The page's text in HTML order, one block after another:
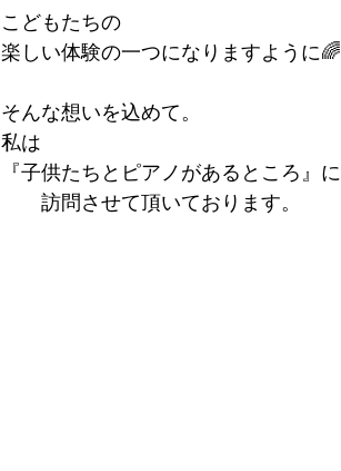
こどもたちの
楽しい体験の一つになりますように🌈
そんな想いを込めて。
私は
『子供たちとピアノがあるところ』に
訪問させて頂いております。